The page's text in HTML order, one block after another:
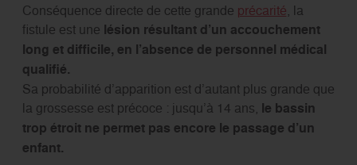
Conséquence directe de cette grande précarité, la
fistule est une lésion résultant d’un accouchement
long et difficile, en l’absence de personnel médical
qualifié.
Sa probabilité d’apparition est d’autant plus grande que
la grossesse est précoce : jusqu’à 14 ans, le bassin
trop étroit ne permet pas encore le passage d’un
enfant.